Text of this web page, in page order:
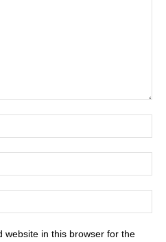
website in this browser for the